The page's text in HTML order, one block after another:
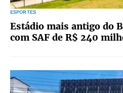
ESPORTES
Estádio mais antigo do
com SAF de R$ 240